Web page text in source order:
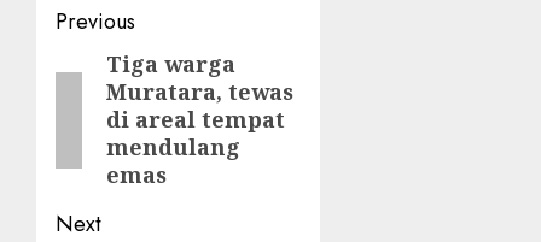
Post
navigation
Previous
PreviousTiga warga
Muratara, tewas
di areal tempat
mendulang
emas
Next